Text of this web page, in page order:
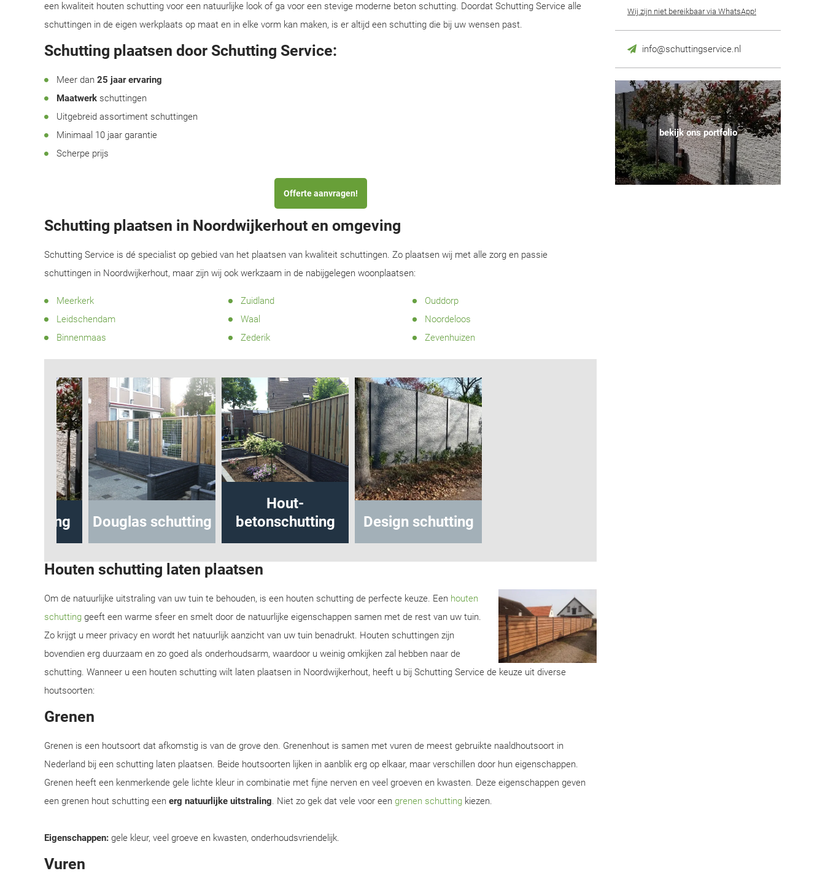
een kwaliteit houten schutting voor een natuurlijke look of ga voor een stevige moderne beton schutting. Doordat Schutting Service alle
schuttingen in de eigen werkplaats op maat en in elke vorm kan maken, is er altijd een schutting die bij uw wensen past.
Schutting plaatsen door Schutting Service:
Meer dan 25 jaar ervaring
Maatwerk schuttingen
Uitgebreid assortiment schuttingen
Minimaal 10 jaar garantie
Scherpe prijs
Offerte aanvragen!
Schutting plaatsen in Noordwijkerhout en omgeving
Schutting Service is dé specialist op gebied van het plaatsen van kwaliteit schuttingen. Zo plaatsen wij met alle zorg en passie
schuttingen in Noordwijkerhout, maar zijn wij ook werkzaam in de nabijgelegen woonplaatsen:
Meerkerk Zuidland
Ouddorp
Leidschendam
Waal
Noordeloos
Binnenmaas
Zederik Zevenhuizen
Douglas schutting
Hout-
betonschutting
Design schutting
Houten schutting laten plaatsen
Om de natuurlijke uitstraling van uw tuin te behouden, is een houten schutting de perfecte keuze. Een houten
schutting geeft een warme sfeer en smelt door de natuurlijke eigenschappen samen met de rest van uw tuin.
Zo krijgt u meer privacy en wordt het natuurlijk aanzicht van uw tuin benadrukt. Houten schuttingen zijn
bovendien erg duurzaam en zo goed als onderhoudsarm, waardoor u weinig omkijken zal hebben naar de
schutting. Wanneer u een houten schutting wilt laten plaatsen in Noordwijkerhout, heeft u bij Schutting Service de keuze uit diverse
houtsoorten:
Grenen
Grenen is een houtsoort dat afkomstig is van de grove den. Grenenhout is samen met vuren de meest gebruikte naaldhoutsoort in
Nederland bij een schutting laten plaatsen. Beide houtsoorten lijken in aanblik erg op elkaar, maar verschillen door hun eigenschappen.
Grenen heeft een kenmerkende gele lichte kleur in combinatie met fijne nerven en veel groeven en kwasten. Deze eigenschappen geven
een grenen hout schutting een erg natuurlijke uitstraling. Niet zo gek dat vele voor een grenen schutting kiezen.
Eigenschappen: gele kleur, veel groeve en kwasten, onderhoudsvriendelijk.
Vuren
Wij zijn niet bereikbaar via WhatsApp!
info@schuttingservice.nl
bekijk ons portfolio